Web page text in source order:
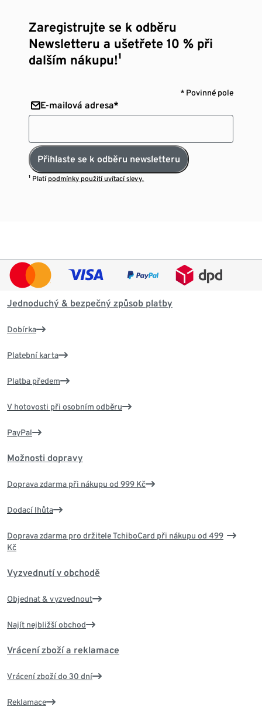
Zaregistrujte se k odběru
Newsletteru a ušetřete 10 % při
dalším nákupu!¹
* Povinné pole
E-mailová adresa*
Přihlaste se k odběru newsletteru
¹ Platí podmínky použití uvítací slevy.
Jednoduchý & bezpečný způsob platby
Dobírka
Platební karta
Platba předem
V hotovosti při osobním odběru
PayPal
Možnosti dopravy
Doprava zdarma při nákupu od 999 Kč
Dodací lhůta
Doprava zdarma pro držitele TchiboCard při nákupu od 499
Kč
Vyzvednutí v obchodě
Objednat & vyzvednout
Najít nejbližší obchod
Vrácení zboží a reklamace
Vrácení zboží do 30 dní
Reklamace